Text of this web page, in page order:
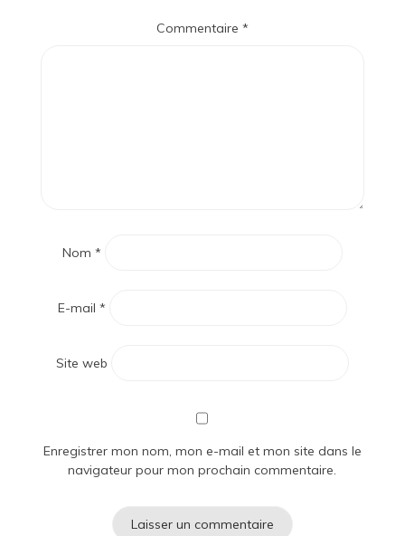
Commentaire *
Nom *
E-mail *
Site web
Enregistrer mon nom, mon e-mail et mon site dans le
navigateur pour mon prochain commentaire.